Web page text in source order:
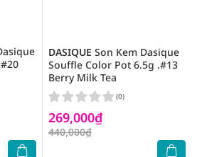
DASIQUE Son Kem Dasique
Souffle Color Pot 6.5g .#13
Berry Milk Tea
269,000₫
440,000₫
(0)